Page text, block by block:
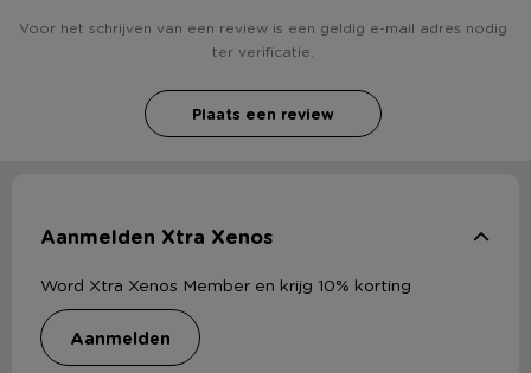
Voor het schrijven van een review is een geldig e-mail adres nodig
ter verificatie.
Plaats een review
Aanmelden Xtra Xenos
Word Xtra Xenos Member en krijg 10% korting
aanmelden